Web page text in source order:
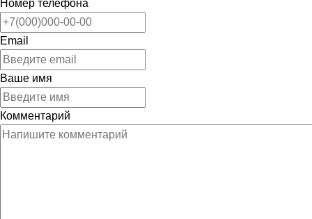
Номер телефона
Email
Ваше имя
Комментарий